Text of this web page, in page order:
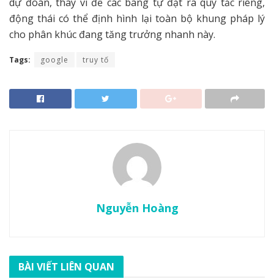
động thái có thể định hình lại toàn bộ khung pháp lý
cho phân khúc đang tăng trưởng nhanh này.
Tags: google truy tố
Nguyễn Hoàng
BÀI VIẾT LIÊN QUAN